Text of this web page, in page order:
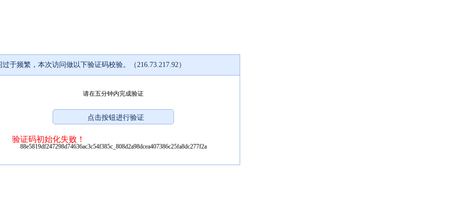
过于频繁，本次访问做以下验证码校验。（216.73.217.92）
请在五分钟内完成验证
验证码初始化失败！
88e5819df247298d74636ac3c54f385c_808d2a98dcea407386c25fa8dc277f2a